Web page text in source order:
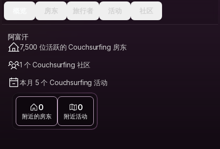
房东 旅行者 活动 社区
阿富汗
7,500 位活跃的 Couchsurfing 房东
1 个 Couchsurfing 社区
本月 5 个 Couchsurfing 活动
0
附近的房东
0
附近活动